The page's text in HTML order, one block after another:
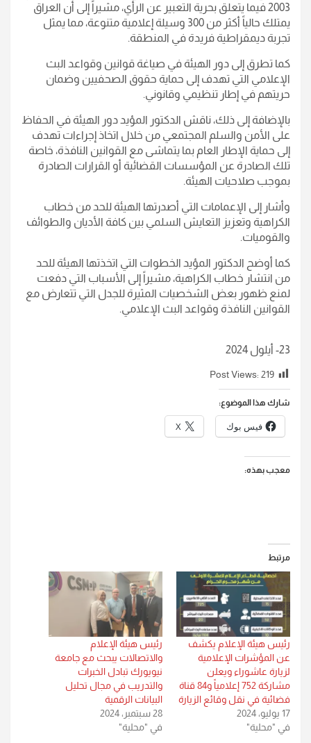
2003 فيما يتعلق بحرية التعبير عن الرأي، مشيراً إلى أن العراق
يمتلك حالياً أكثر من 300 وسيلة إعلامية متنوعة، مما يمثل
تجربة ديمقراطية فريدة في المنطقة.
كما تطرق إلى دور الهيئة في صياغة قوانين وقواعد البث
الإعلامي التي تهدف إلى حماية حقوق الصحفيين وضمان
حريتهم في إطار تنظيمي وقانوني.
بالإضافة إلى ذلك، ناقش الدكتور المؤيد دور الهيئة في الحفاظ
على الأمن والسلم المجتمعي من خلال اتخاذ إجراءات تهدف
إلى حماية الإطار العام بما يتماشى مع القوانين النافذة، خاصة
تلك الصادرة عن المؤسسات القضائية أو القرارات الصادرة
بموجب صلاحيات الهيئة.
وأشار إلى الإعمامات التي أصدرتها الهيئة للحد من خطاب
الكراهية وتعزيز التعايش السلمي بين كافة الأديان والطوائف
والقوميات.
كما أوضح الدكتور المؤيد الخطوات التي اتخذتها الهيئة للحد
من انتشار خطاب الكراهية، مشيراً إلى الأسباب التي دفعت
لمنع ظهور بعض الشخصيات المثيرة للجدل التي تتعارض مع
القوانين النافذة وقواعد البث الإعلامي.
23- أيلول 2024
Post Views: 219
شارك هذا الموضوع:
فيس بوك X
معجب بهذه:
مرتبط
رئيس هيئة الإعلام يكشف
عن المؤشرات الإعلامية
لزيارة عاشوراء ويعلن
مشاركة 752 إعلامياً و84 قناة
فضائية في نقل وقائع الزيارة
17 يوليو، 2024
في "محلية"
رئيس هيئة الإعلام
والاتصالات يبحث مع جامعة
نيويورك تبادل الخبرات
والتدريب في مجال تحليل
البيانات الرقمية
28 سبتمبر، 2024
في "محلية"